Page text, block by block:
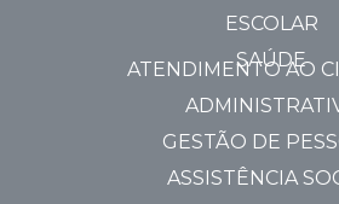
ESCOLAR
SAÚDE
ATENDIMENTO AO
GESTÃO DE
ASSISTÊNCIA